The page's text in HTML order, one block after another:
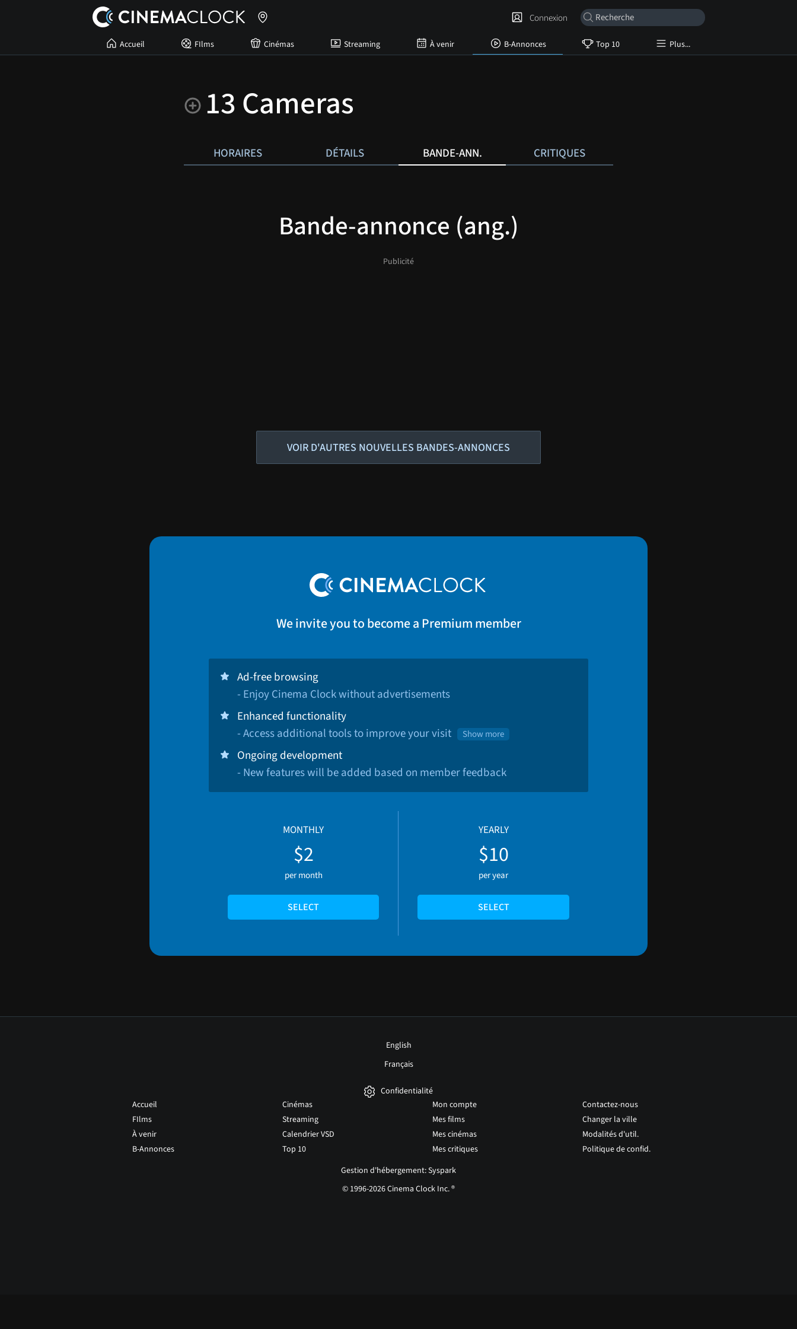
Accueil FIlms Cinémas Streaming À venir B-Annonces Top 10 Plus...
Connexion
13 Cameras
HORAIRES DÉTAILS BANDE-ANN. CRITIQUES
Bande-annonce (ang.)
VOIR D'AUTRES NOUVELLES BANDES-ANNONCES
We invite you to become a Premium member
Ad-free browsing
- Enjoy Cinema Clock without advertisements
Enhanced functionality
- Access additional tools to improve your visit
Show more
Ongoing development
- New features will be added based on member feedback
MONTHLY
$2
per month
SELECT
YEARLY
$10
per year
SELECT
English
Français
Confidentialité
Accueil
FIlms
À venir
B-Annonces
Cinémas
Streaming
Calendrier VSD
Top 10
Mon compte
Mes films
Mes cinémas
Mes critiques
Contactez-nous
Changer la ville
Modalités d'util.
Politique de confid.
Gestion d'hébergement: Syspark
© 1996-2026 Cinema Clock Inc. ®